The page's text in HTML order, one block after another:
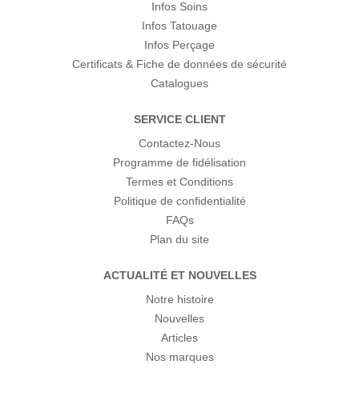
Infos Soins
Infos Tatouage
Infos Perçage
Certificats & Fiche de données de sécurité
Catalogues
SERVICE CLIENT
Contactez-Nous
Programme de fidélisation
Termes et Conditions
Politique de confidentialité
FAQs
Plan du site
ACTUALITÉ ET NOUVELLES
Notre histoire
Nouvelles
Articles
Nos marques